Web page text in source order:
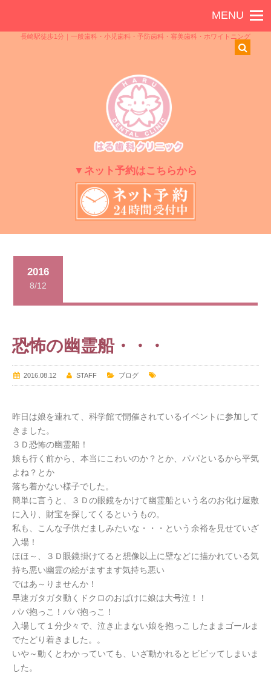
長崎駅徒歩1分｜一般歯科・小児歯科・予防歯科・審美歯科・ホワイトニング
▼ネット予約はこちらから
2016
8/12
恐怖の幽霊船・・・
2016.08.12 STAFF ブログ
昨日は娘を連れて、科学館で開催されているイベントに参加して
きました。
３Ｄ恐怖の幽霊船！
娘も行く前から、本当にこわいのか？とか、パパといるから平気
よね？とか
落ち着かない様子でした。
簡単に言うと、３Ｄの眼鏡をかけて幽霊船という名のお化け屋敷
に入り、財宝を探してくるというもの。
私も、こんな子供だましみたいな・・・という余裕を見せていざ
入場！
ほほ～、３Ｄ眼鏡掛けてると想像以上に壁などに描かれている気
持ち悪い幽霊の絵がますます気持ち悪い
ではあ～りませんか！
早速ガタガタ動くドクロのおばけに娘は大号泣！！
パパ抱っこ！パパ抱っこ！
入場して１分少々で、泣き止まない娘を抱っこしたままゴールま
でたどり着きました。。
いや～動くとわかっていても、いざ動かれるとビビッてしまいま
した。